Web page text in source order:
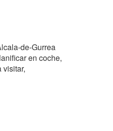
de-Gurrea
en coche,
visitar,